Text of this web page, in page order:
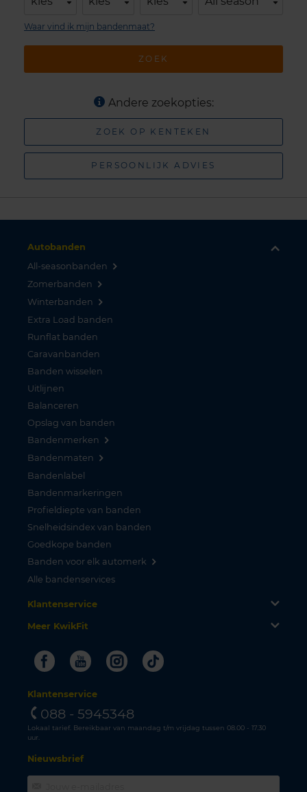
ZOEK
Waar vind ik mijn bandenmaat?
Andere zoekopties:
ZOEK OP KENTEKEN
PERSOONLIJK ADVIES
Autobanden
All-seasonbanden
Zomerbanden
Winterbanden
Extra Load banden
Runflat banden
Caravanbanden
Banden wisselen
Uitlijnen
Balanceren
Opslag van banden
Bandenmerken
Bandenmaten
Bandenlabel
Bandenmarkeringen
Profieldiepte van banden
Snelheidsindex van banden
Goedkope banden
Banden voor elk automerk
Alle bandenservices
Klantenservice
Meer KwikFit
FacebookYoutubeInstagram
Tiktok
Klantenservice
088 - 5945348
Lokaal tarief. Bereikbaar van maandag t/m vrijdag tussen 08.00 - 17.30
uur.
Nieuwsbrief